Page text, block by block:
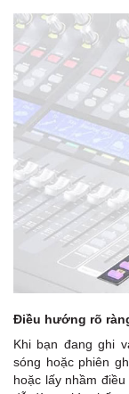
Điều hướng rõ
Khi bạn đang ghi
sóng hoặc phiên
hoặc lấy nhầm